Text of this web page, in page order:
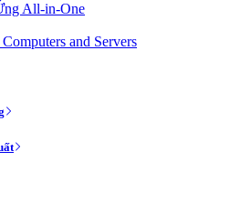
All-in-One
and Servers